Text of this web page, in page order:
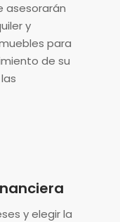
asesorarán
y
para
de su
y elegir la